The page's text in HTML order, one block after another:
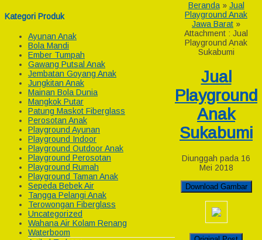
Kategori Produk
Ayunan Anak
Bola Mandi
Ember Tumpah
Gawang Putsal Anak
Jembatan Goyang Anak
Jungkitan Anak
Mainan Bola Dunia
Mangkok Putar
Patung Maskot Fiberglass
Perosotan Anak
Playground Ayunan
Playground Indoor
Playground Outdoor Anak
Playground Perosotan
Playground Rumah
Playground Taman Anak
Sepeda Bebek Air
Tangga Pelangi Anak
Terowongan Fiberglass
Uncategorized
Wahana Air Kolam Renang
Waterboom
Beranda» Jual
Playground Anak
Jawa Barat »
Attachment : Jual
Playground Anak
Sukabumi
Jual
Playground
Anak
Sukabumi
Diunggah pada 16
Mei 2018
Download Gambar